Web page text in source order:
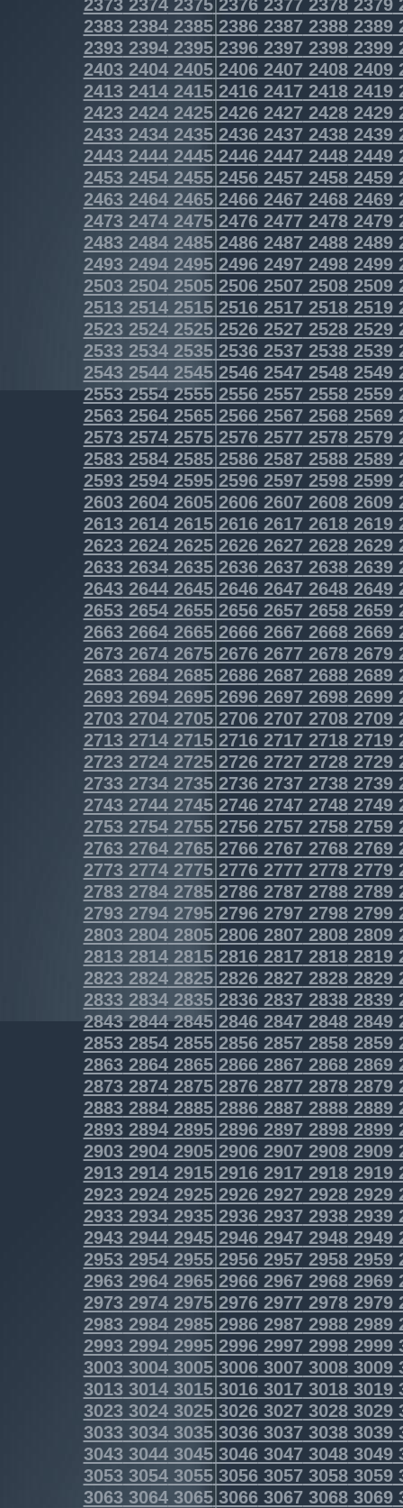
2383238423852386238723882389
2393239423952396239723982399
2403240424052406240724082409
2413241424152416241724182419
2423242424252426242724282429
2433243424352436243724382439
2443244424452446244724482449
2453245424552456245724582459
2463246424652466246724682469
2473247424752476247724782479
2483248424852486248724882489
2493249424952496249724982499
2503250425052506250725082509
2513251425152516251725182519
2523252425252526252725282529
2533253425352536253725382539
2543254425452546254725482549
2553255425552556255725582559
2563256425652566256725682569
2573257425752576257725782579
2583258425852586258725882589
2593259425952596259725982599
2603260426052606260726082609
2613261426152616261726182619
2623262426252626262726282629
2633263426352636263726382639
2643264426452646264726482649
2653265426552656265726582659
2663266426652666266726682669
2673267426752676267726782679
2683268426852686268726882689
2693269426952696269726982699
2703270427052706270727082709
2713271427152716271727182719
2723272427252726272727282729
2733273427352736273727382739
2743274427452746274727482749
2753275427552756275727582759
2763276427652766276727682769
2773277427752776277727782779
2783278427852786278727882789
2793279427952796279727982799
2803280428052806280728082809
2813281428152816281728182819
2823282428252826282728282829
2833283428352836283728382839
2843284428452846284728482849
2853285428552856285728582859
2863286428652866286728682869
2873287428752876287728782879
2883288428852886288728882889
2893289428952896289728982899
2903290429052906290729082909
2913291429152916291729182919
2923292429252926292729282929
2933293429352936293729382939
2943294429452946294729482949
2953295429552956295729582959
2963296429652966296729682969
2973297429752976297729782979
2983298429852986298729882989
2993299429952996299729982999
3003300430053006300730083009
3013301430153016301730183019
3023302430253026302730283029
3033303430353036303730383039
3043304430453046304730483049
3053305430553056305730583059
3063306430653066306730683069